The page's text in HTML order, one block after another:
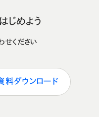
じめよう
ください
料ダウンロード